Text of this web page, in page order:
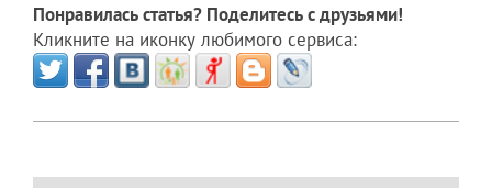
Понравилась статья? Поделитесь с друзьями!
Кликните на иконку любимого сервиса: